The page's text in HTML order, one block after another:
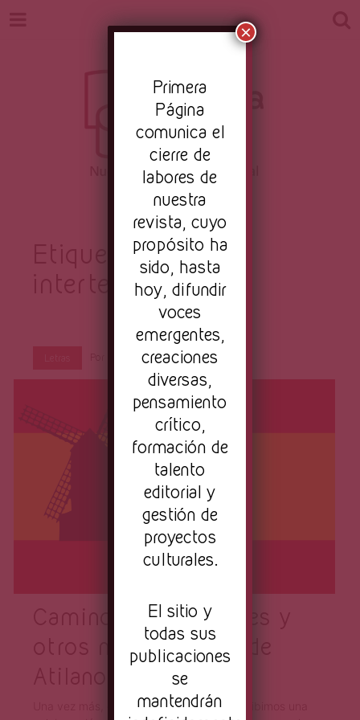
Revista
Primera
Página
Nuestro periodismo cultural
Etiqueta:
intertextualidadq
Primera Página Ago 17, 2016
Caminos inescrutables y
otros microrrelatos de
Atilano Sevillano
Una vez más, del otro lado del mundo recibimos una
Primera
Página
comunica el
cierre de
labores de
nuestra
revista, cuyo
propósito ha
sido, hasta
hoy, difundir
voces
emergentes,
creaciones
diversas,
pensamiento
crítico,
formación de
talento
editorial y
gestión de
proyectos
culturales.
El sitio y
todas sus
publicaciones
se
mantendrán
×